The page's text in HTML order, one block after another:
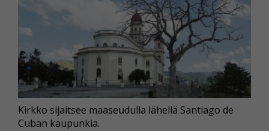
Kirkko sijaitsee maaseudulla lähellä Santiago de
Cuban kaupunkia.